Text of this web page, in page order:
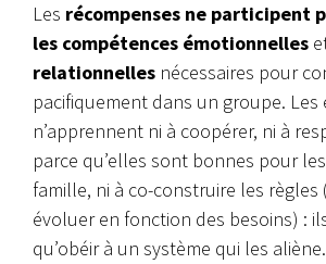
Les récompenses ne participent
les compétences émotionnelles
relationnelles nécessaires pour
pacifiquement dans un groupe. Les
n’apprennent ni à coopérer, ni à
parce qu’elles sont bonnes pour
famille, ni à co-construire les règles
évoluer en fonction des besoins) :
qu’obéir à un système qui les